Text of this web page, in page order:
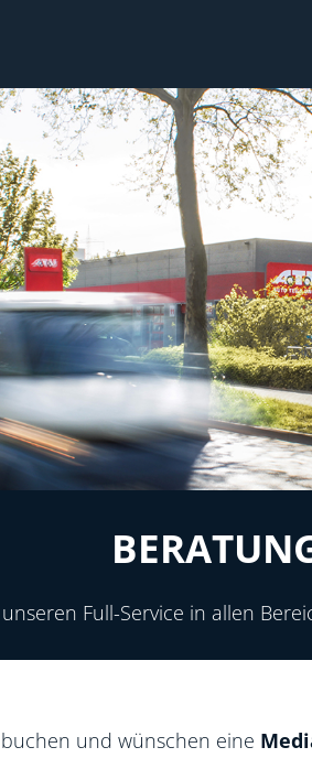
Full-Service in allen
und wünschen eine